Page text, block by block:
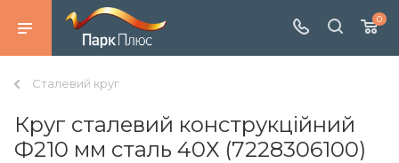
0
Сталевий круг
Круг сталевий конструкційний
Ф210 мм сталь 40Х (7228306100)